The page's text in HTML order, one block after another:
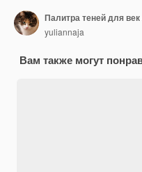
Палитра теней для
yuliannaja
Вам также могут